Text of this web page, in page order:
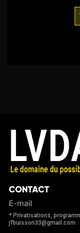
CONTACT
E-mail
* Privatisations,
jfbuisson33@gmail.com